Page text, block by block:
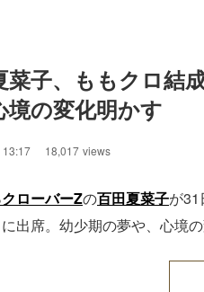
菜子、ももクロ結
境の変化明かす
18,017 views
ローバーZの百田夏菜子が
出席。幼少期の夢や、心境の